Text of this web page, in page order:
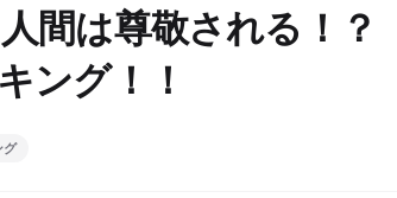
間は尊敬される！？
ング！！
グ